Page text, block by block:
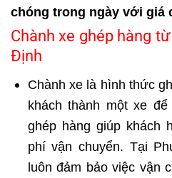
chóng trong ngày với giá
Chành xe ghép hàng
Định
Chành xe là hình thức
khách thành một xe
ghép hàng giúp khách
phí vận chuyển. Tại
luôn đảm bảo việc vận